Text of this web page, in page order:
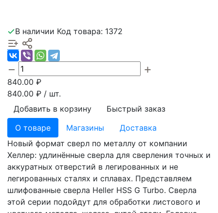
В наличии Код товара: 1372
840.00 ₽
840.00 ₽ / шт.
Добавить в корзину
Быстрый заказ
О товаре
Магазины
Доставка
Новый формат сверл по металлу от компании
Хеллер: удлинённые сверла для сверления точных и
аккуратных отверстий в легированных и не
легированных сталях и сплавах. Представляем
шлифованные сверла Heller HSS G Turbo. Сверла
этой серии подойдут для обработки листового и